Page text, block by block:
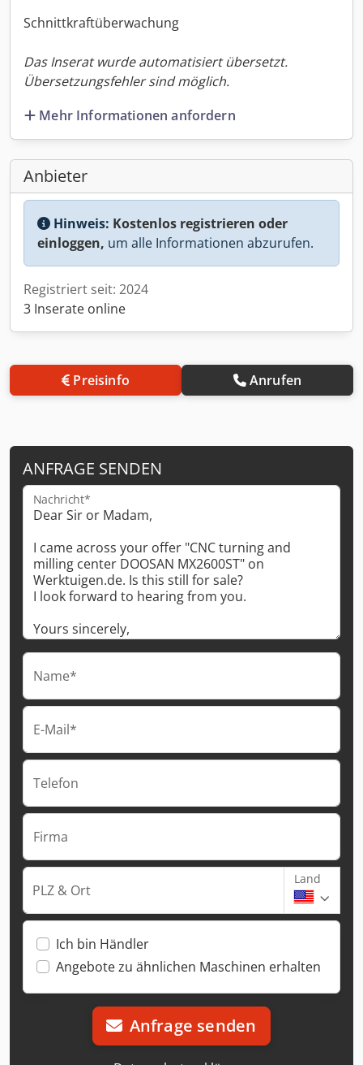
Schnittkraftüberwachung
Das Inserat wurde automatisiert übersetzt.
Übersetzungsfehler sind möglich.
Mehr Informationen anfordern
Anbieter
Hinweis: Kostenlos registrieren oder
einloggen, um alle Informationen abzurufen.
Registriert seit: 2024
3 Inserate online
Preisinfo Anrufen
ANFRAGE SENDEN
Nachricht*
Name*
E-Mail*
Telefon
Firma
PLZ & Ort
Land
Ich bin Händler
Angebote zu ähnlichen Maschinen erhalten
Anfrage senden